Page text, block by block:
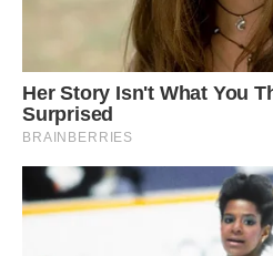
І тут згадала. Єдиний раз, у
їздили вони у якесь село на
показали, де спочивають
під’їхали до якогось
сказала татові: